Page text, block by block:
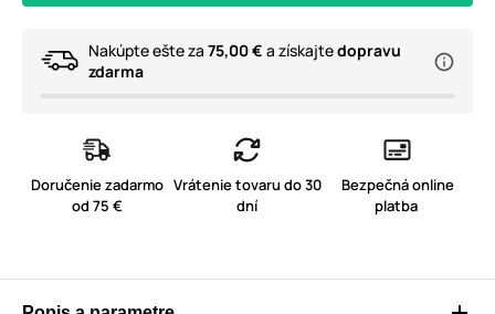
Nakúpte ešte za 75,00 € a získajtedopravu
zdarma
Doručenie zadarmo
od 75 €
Vrátenie tovaru do 30
dní
Bezpečná online
platba